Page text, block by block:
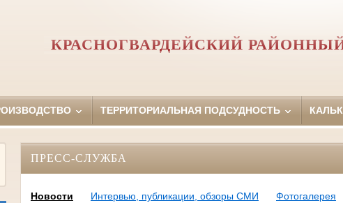
КРАСНОГВАРДЕЙСКИЙ
ТЕРРИТОРИАЛЬНАЯ ПОДСУДНОСТЬ
ПРЕСС-СЛУЖБА
Новости Интервью, публикации, обзоры СМИ
Фотогалерея